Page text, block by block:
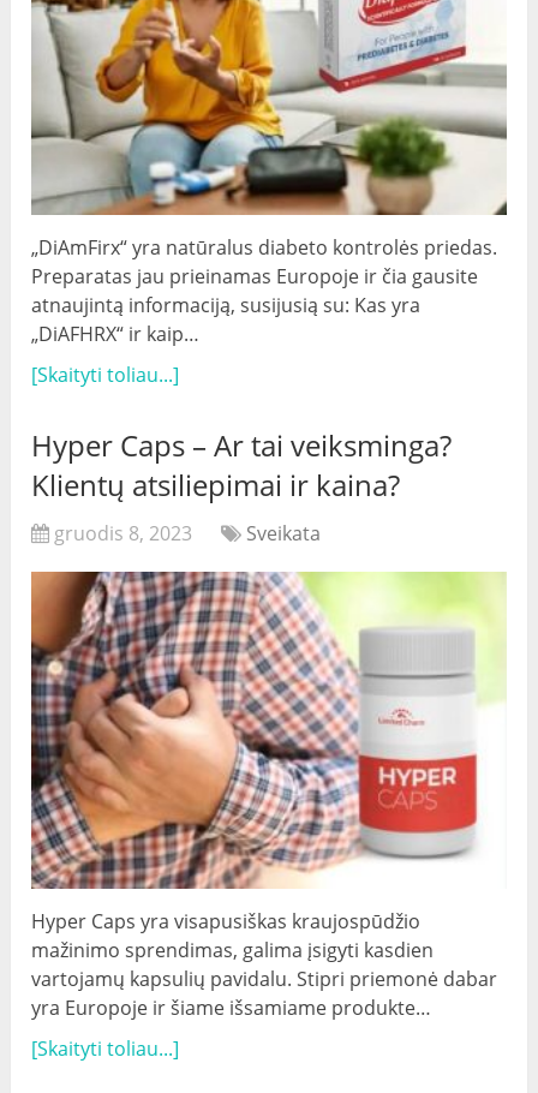
„DiAmFirx“ yra natūralus diabeto kontrolės priedas.
Preparatas jau prieinamas Europoje ir čia gausite
atnaujintą informaciją, susijusią su: Kas yra
„DiAFHRX“ ir kaip…
[Skaityti toliau...]
Hyper Caps – Ar tai veiksminga?
Klientų atsiliepimai ir kaina?
gruodis 8, 2023 Sveikata
Hyper Caps yra visapusiškas kraujospūdžio
mažinimo sprendimas, galima įsigyti kasdien
vartojamų kapsulių pavidalu. Stipri priemonė dabar
yra Europoje ir šiame išsamiame produkte…
[Skaityti toliau...]